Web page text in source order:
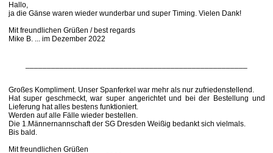
Hallo,
ja die Gänse waren wieder wunderbar und super Timing. Vielen Dank!
Mit freundlichen Grüßen / best regards
Mike B. ... im Dezember 2022
Großes Kompliment. Unser Spanferkel war mehr als nur zufriedenstellend.
Hat super geschmeckt, war super angerichtet und bei der Bestellung und
Lieferung hat alles bestens funktioniert.
Werden auf alle Fälle wieder bestellen.
Die 1.Männernannschaft der SG Dresden Weißig bedankt sich vielmals.
Bis bald.
Mit freundlichen Grüßen